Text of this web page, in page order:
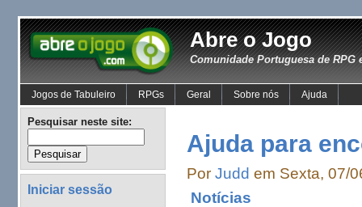
Abre o Jogo
Comunidade Portuguesa de RPG
Jogos de Tabuleiro RPGs Geral Sobre nós Ajuda
Pesquisar neste site:
Iniciar sessão
Ajuda para
PorJudd em Sexta, 07/
Notícias